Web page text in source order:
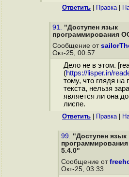
Ответить Правка|
91. "Доступен язык
программирования
Сообщение от
Окт-25, 00:57
Дело не в этом.
(https://lisper.in/
тому, что глядя на
текста, нельзя
является ли она
лиспе.
Ответить Правка|
99. "Доступен язык
программирования
5.4.0"
Сообщение от
Окт-25, 03:33